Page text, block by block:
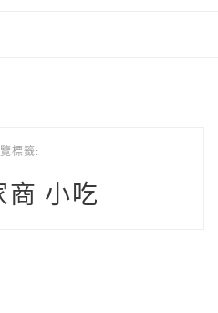
標籤:
商 小吃